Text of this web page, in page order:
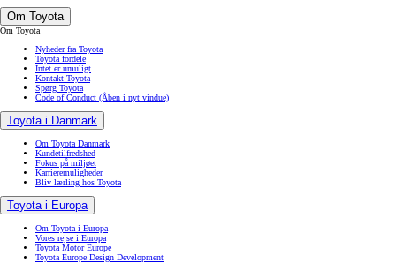
Om Toyota
Om Toyota
Nyheder fra Toyota
Toyota fordele
Intet er umuligt
Kontakt Toyota
Spørg Toyota
Code of Conduct (Åben i nyt vindue)
Toyota i Danmark
Om Toyota Danmark
Kundetilfredshed
Fokus på miljøet
Karrieremuligheder
Bliv lærling hos Toyota
Toyota i Europa
Om Toyota i Europa
Vores rejse i Europa
Toyota Motor Europe
Toyota Europe Design Development